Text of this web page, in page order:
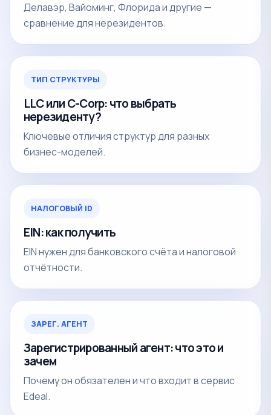
Делавэр, Вайоминг, Флорида и другие —
сравнение для нерезидентов.
ТИП СТРУКТУРЫ
LLC или C-Corp: что выбрать
нерезиденту?
Ключевые отличия структур для разных
бизнес-моделей.
НАЛОГОВЫЙ ID
EIN: как получить
EIN нужен для банковского счёта и налоговой
отчётности.
ЗАРЕГ. АГЕНТ
Зарегистрированный агент: что это и
зачем
Почему он обязателен и что входит в сервис
Edeal.